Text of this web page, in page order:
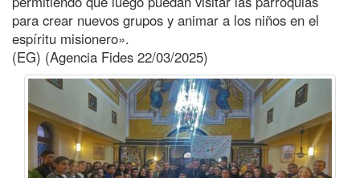
para crear nuevos grupos y animar a los niños en el
espíritu misionero».
(EG) (Agencia Fides 22/03/2025)